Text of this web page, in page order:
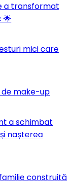
a transformat
mici care
de make-up
a schimbat
nașterea
construită